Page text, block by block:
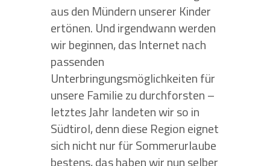
aus den Mündern unserer Kinder
ertönen. Und irgendwann werden
wir beginnen, das Internet nach
passenden
Unterbringungsmöglichkeiten für
unsere Familie zu durchforsten –
letztes Jahr landeten wir so in
Südtirol, denn diese Region eignet
sich nicht nur für Sommerurlaube
bestens, das haben wir nun selber